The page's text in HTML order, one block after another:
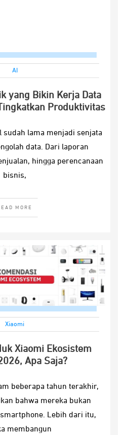
AI
yang Bikin Kerja Data
Produktivitas
sudah lama menjadi senjata
data. Dari laporan
hingga perencanaan
bisnis,
MORE
Xiaomi
Xiaomi Ekosistem
Apa Saja?
beberapa tahun terakhir,
bahwa mereka bukan
Lebih dari itu,
membangun